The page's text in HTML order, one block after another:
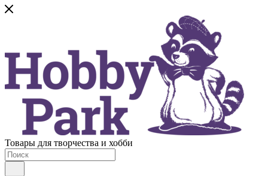
Товары для творчества и хобби